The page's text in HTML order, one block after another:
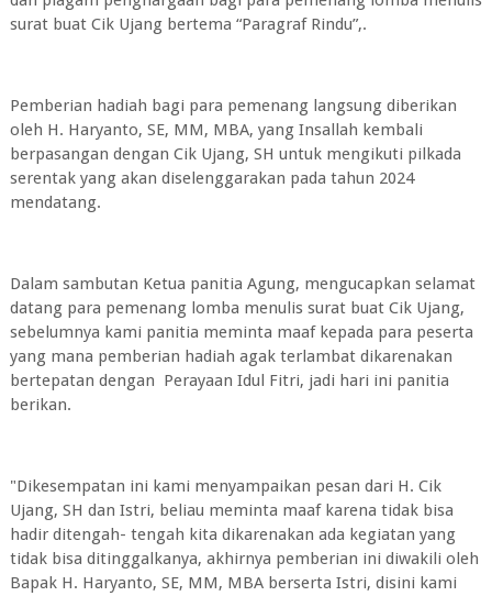
surat buat Cik Ujang bertema “Paragraf Rindu”,.
Pemberian hadiah bagi para pemenang langsung diberikan
oleh H. Haryanto, SE, MM, MBA, yang Insallah kembali
berpasangan dengan Cik Ujang, SH untuk mengikuti pilkada
serentak yang akan diselenggarakan pada tahun 2024
mendatang.
Dalam sambutan Ketua panitia Agung, mengucapkan selamat
datang para pemenang lomba menulis surat buat Cik Ujang,
sebelumnya kami panitia meminta maaf kepada para peserta
yang mana pemberian hadiah agak terlambat dikarenakan
bertepatan dengan Perayaan Idul Fitri, jadi hari ini panitia
berikan.
"Dikesempatan ini kami menyampaikan pesan dari H. Cik
Ujang, SH dan Istri, beliau meminta maaf karena tidak bisa
hadir ditengah- tengah kita dikarenakan ada kegiatan yang
tidak bisa ditinggalkanya, akhirnya pemberian ini diwakili oleh
Bapak H. Haryanto, SE, MM, MBA berserta Istri, disini kami